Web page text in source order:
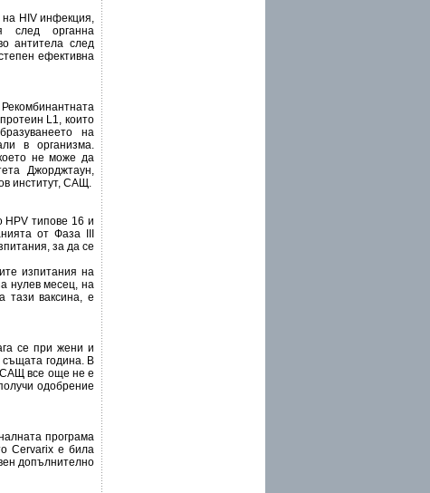
на HIV инфекция,
след органна
антитела след
ефективна
L1, които
на
в организма.
не може да
Джорджтаун,
институт, САЩ.
HPV типове 16 и
от Фаза III
за да се
изпитания на
нулев месец, на
тази ваксина, е
се при жени и
същата година. В
САЩ все още не е
одобрение
програма
Cervarix е била
допълнително